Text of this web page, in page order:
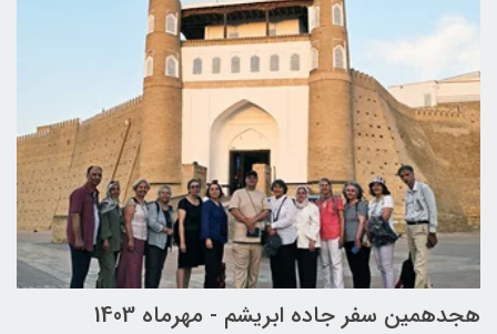
هجدهمین سفر جاده ابریشم - مهرماه 1403